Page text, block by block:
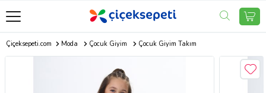
Çiçeksepeti.com Moda Çocuk Giyim Çocuk Giyim Takım